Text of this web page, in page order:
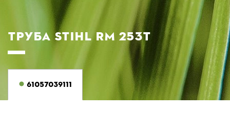
ТРУБА STIHL RM 253Т
61057039111